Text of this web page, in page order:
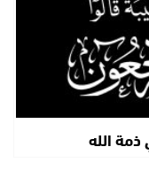
ذمة الله